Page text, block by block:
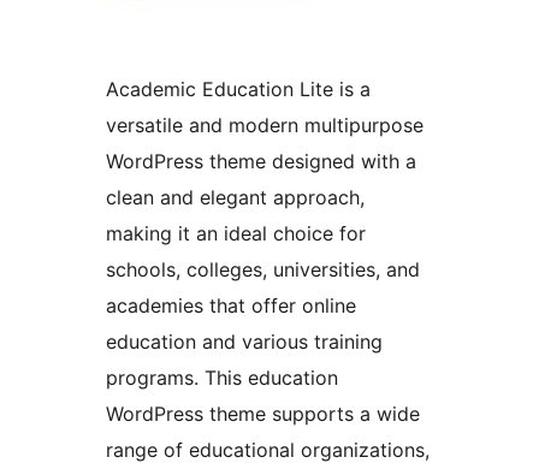
Academic Education Lite is a
versatile and modern multipurpose
WordPress theme designed with a
clean and elegant approach,
making it an ideal choice for
schools, colleges, universities, and
academies that offer online
education and various training
programs. This education
WordPress theme supports a wide
range of educational organizations,